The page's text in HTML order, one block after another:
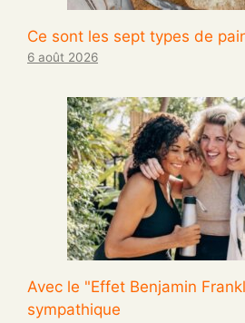
Ce sont les sept types de
6 août 2026
Avec le "Effet Benjamin
sympathique